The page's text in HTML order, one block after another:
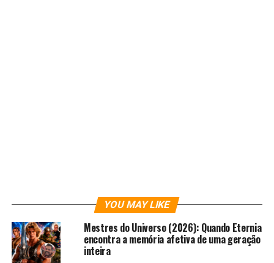
História
YOU MAY LIKE
Mestres do Universo (2026): Quando Eternia
encontra a memória afetiva de uma geração
inteira